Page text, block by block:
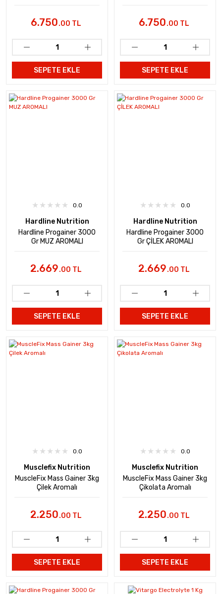
6.750.00 TL
SEPETE EKLE
6.750.00 TL
SEPETE EKLE
0.0
Hardline Nutrition
Hardline Progainer 3000
Gr MUZ AROMALI
2.669.00 TL
SEPETE EKLE
0.0
Hardline Nutrition
Hardline Progainer 3000
Gr ÇİLEK AROMALI
2.669.00 TL
SEPETE EKLE
0.0
Musclefix Nutrition
MuscleFix Mass Gainer 3kg
Çilek Aromalı
2.250.00 TL
SEPETE EKLE
0.0
Musclefix Nutrition
MuscleFix Mass Gainer 3kg
Çikolata Aromalı
2.250.00 TL
SEPETE EKLE